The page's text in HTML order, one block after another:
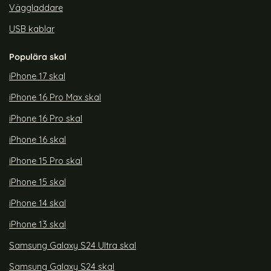
Väggladdare
USB kablar
Populära skal
iPhone 17 skal
iPhone 16 Pro Max skal
iPhone 16 Pro skal
iPhone 16 skal
iPhone 15 Pro skal
iPhone 15 skal
iPhone 14 skal
iPhone 13 skal
Samsung Galaxy S24 Ultra skal
Samsung Galaxy S24 skal